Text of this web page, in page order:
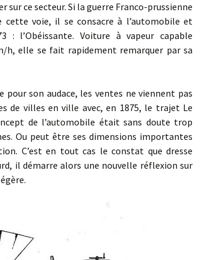
sur ce secteur. Si la guerre Franco-prussienne
cette voie, il se consacre à l’automobile et
: l’Obéissante. Voiture à vapeur capable
h, elle se fait rapidement remarquer par sa
son audace, les ventes ne viennent pas
de villes en ville avec, en 1875, le trajet Le
de l’automobile était sans doute trop
Ou peut être ses dimensions importantes
C’est en tout cas le constat que dresse
il démarre alors une nouvelle réflexion sur